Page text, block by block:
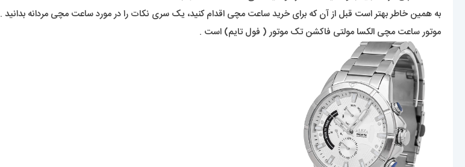
به همین خاطر بهتر است قبل از آن که برای خرید ساعت مچی اقدام کنید، یک سری نکات را در مورد ساعت مچی مردانه بدانید .
موتور ساعت مچی الکسا مولتی فاکشن تک موتور ( فول تایم) است .